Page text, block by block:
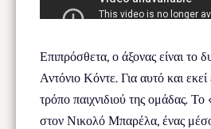
Επιπρόσθετα, ο άξονας είναι το
Αντόνιο Κόντε. Για αυτό και εκεί
τρόπο παιχνιδιού της ομάδας. Το
στον Νικολό Μπαρέλα, ένας